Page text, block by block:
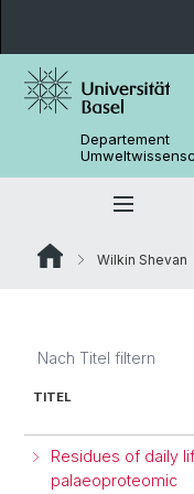
Departement
Wilkin Shevan
TITEL
Residues of daily
palaeoproteomic